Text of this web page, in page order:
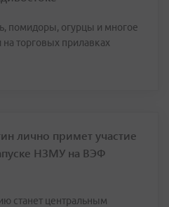
помидоры, огурцы и многое
торговых прилавках
лично примет участие
НЗМУ на ВЭФ
станет центральным